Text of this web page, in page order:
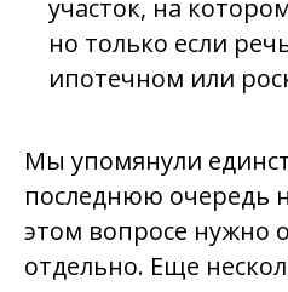
участок, на
но только если
ипотечном или
Мы упомянули
последнюю очередь
этом вопросе нужно
отдельно. Еще